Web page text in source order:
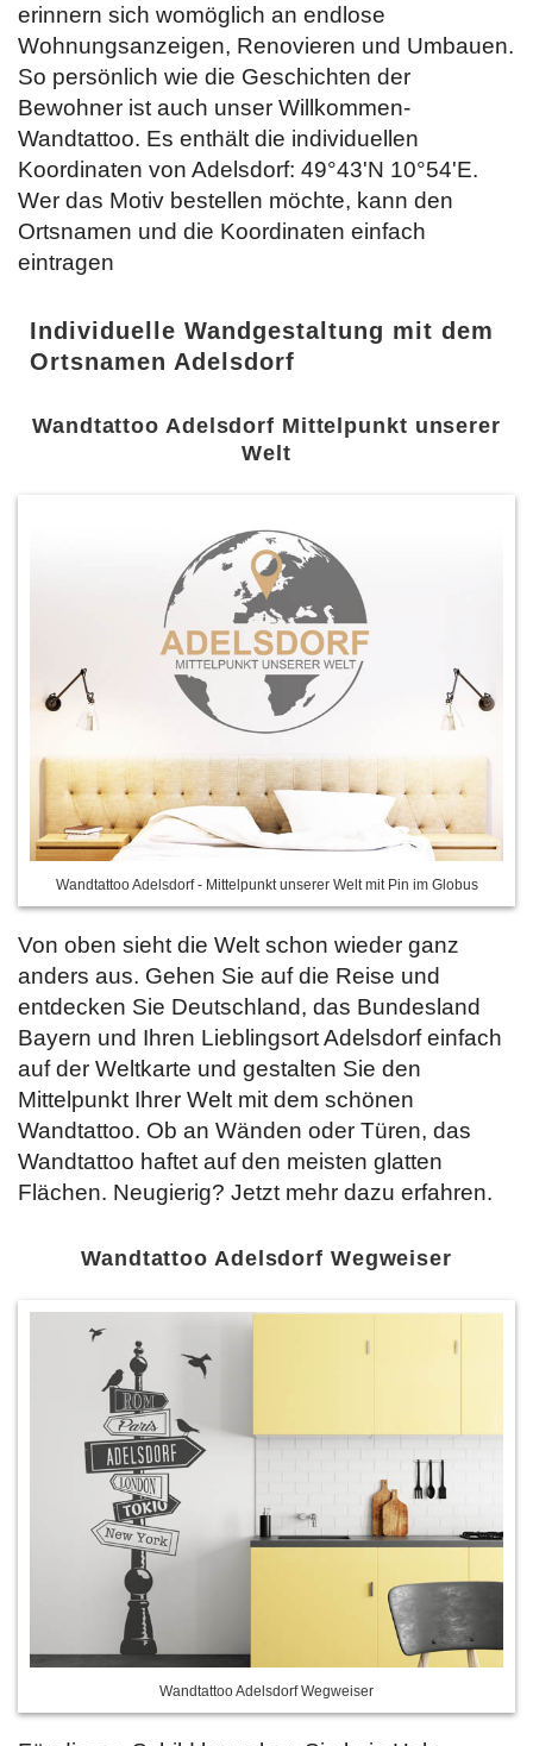
erinnern sich womöglich an endlose
Wohnungsanzeigen, Renovieren und Umbauen.
So persönlich wie die Geschichten der
Bewohner ist auch unser Willkommen-
Wandtattoo. Es enthält die individuellen
Koordinaten von Adelsdorf: 49°43'N 10°54'E.
Wer das Motiv bestellen möchte, kann den
Ortsnamen und die Koordinaten einfach
eintragen
Individuelle Wandgestaltung mit dem
Ortsnamen Adelsdorf
Wandtattoo Adelsdorf Mittelpunkt unserer
Welt
Wandtattoo Adelsdorf - Mittelpunkt unserer Welt mit Pin im Globus
Von oben sieht die Welt schon wieder ganz
anders aus. Gehen Sie auf die Reise und
entdecken Sie Deutschland, das Bundesland
Bayern und Ihren Lieblingsort Adelsdorf einfach
auf der Weltkarte und gestalten Sie den
Mittelpunkt Ihrer Welt mit dem schönen
Wandtattoo. Ob an Wänden oder Türen, das
Wandtattoo haftet auf den meisten glatten
Flächen. Neugierig? Jetzt mehr dazu erfahren.
Wandtattoo Adelsdorf Wegweiser
Wandtattoo Adelsdorf Wegweiser